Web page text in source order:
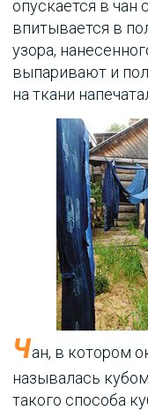
опускается в чан
впитывается в
узора,
выпаривают и
на ткани
Чан, в котором
называлась
такого способа